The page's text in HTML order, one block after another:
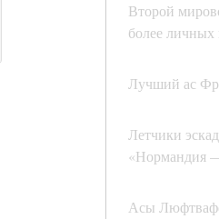
Второй
более личных
Лучший ас
Летчики
«Нормандия
Асы